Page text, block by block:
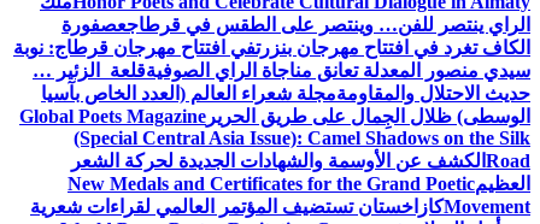
الراي ينتصر للفن… وينتصر على الطقس في قرطاجعصفورة
الكاف تغرد في افتتاح مهرجان بنزرتفي افتتاح مهرجان قرطاج: نوبة
سيدي منصور المعدلة تعانق مناجاة الراي الصوفيةقلعة الزئير …
حديث الاحتلال والمقاومةمجلة شعراء العالم (العدد الخاص بآسيا
الوسطى) ظلال الجِمال على طريق الحرير Global Poets Magazine
(Special Central Asia Issue): Camel Shadows on the Silk
Road الكشف عن الأوسمة والشهادات الجديدة لحركة الشعر
العظيمNew Medals and Certificates for the Grand Poetic
Movementكازاخستان تستضيف المؤتمر العالمي لقراءات شعرية